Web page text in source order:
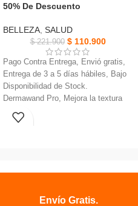
50% De Descuento
BELLEZA SALUD
$221.900 $110.900
Pago Contra Entrega, Envió gratis,
Entrega de 3 a 5 días hábiles, Bajo
Disponibilidad de Stock.
Dermawand Pro, Mejora la textura
de la piel y la circulación.
3 niveles de tratamiento
mejora la circulación trayendo
Envío Gratis.